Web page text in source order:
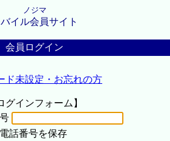
ノジマ
イル会員サイト
会員ログイン
ド未設定・お忘れの方
グインフォーム】
話番号を保存